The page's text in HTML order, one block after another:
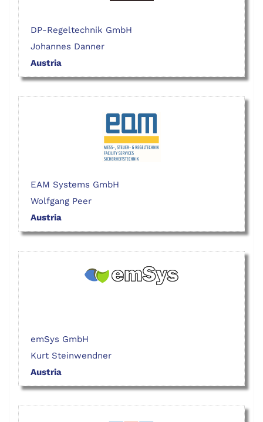
DP-Regeltechnik GmbH
Johannes Danner
Austria
EAM Systems GmbH
Wolfgang Peer
Austria
emSys GmbH
Kurt Steinwendner
Austria